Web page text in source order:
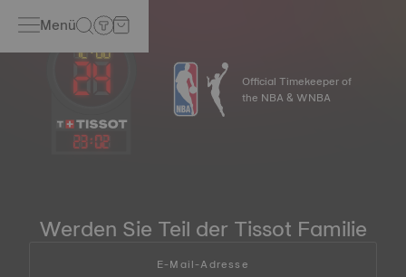
Menü
23:02
Official Timekeeper of
the NBA & WNBA
Werden Sie Teil der Tissot Familie
E-Mail-Adresse